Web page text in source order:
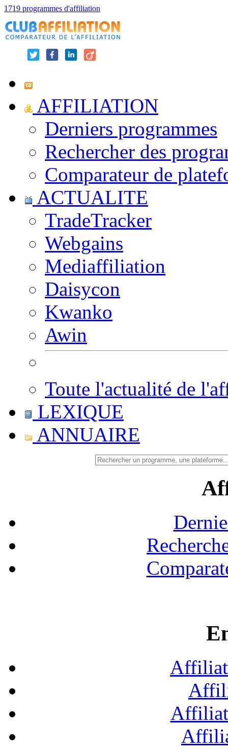
1719 programmes d'affiliation
AFFILIATION
Derniers programmes
Rechercher des
Comparateur de
ACTUALITE
TradeTracker
Webgains
Mediaffiliation
Daisycon
Kwanko
Awin
Toute l'actualité de
LEXIQUE
ANNUAIRE